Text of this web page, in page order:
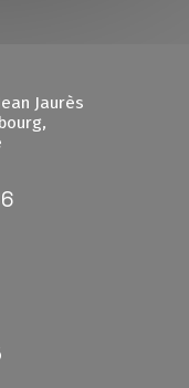
Jaurès